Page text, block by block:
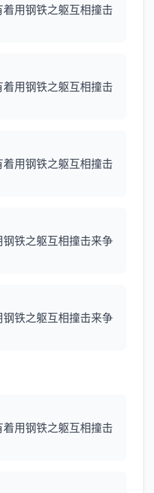
用钢铁之躯互相撞击
用钢铁之躯互相撞击
用钢铁之躯互相撞击
铁之躯互相撞击来争
铁之躯互相撞击来争
用钢铁之躯互相撞击